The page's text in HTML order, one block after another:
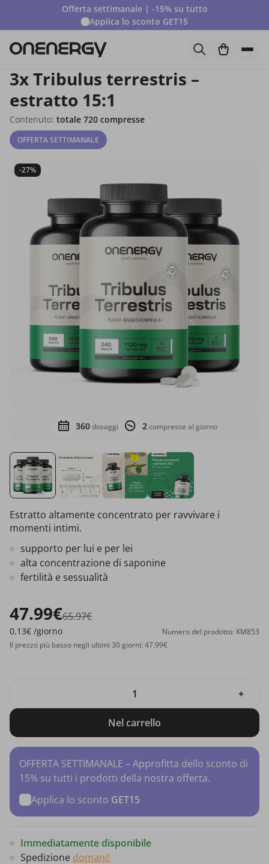
Offerta settimanale | -15% su tutto
Applica lo sconto GET15
3x Tribulus terrestris –
estratto 15:1
Contenuto: totale 720 compresse
OFFERTA SETTIMANALE
-27%
360dosaggi 2compresse al giorno
Estratto altamente concentrato per ravvivare i
momenti intimi.
supporto per lui e per lei
alta concentrazione di saponine
fertilità e sessualità
47.99€65.97€
0.13€ /giorno
Numero del prodotto: KM853
Il prezzo più basso negli ultimi 30 giorni: 47.99€
+
Nel carrello
OFFERTA SETTIMANALE – Approfitta dello sconto di
15% su tutti i prodotti della nostra offerta.
Applica lo sconto GET15
Immediatamente disponibile
Spedizione domani!